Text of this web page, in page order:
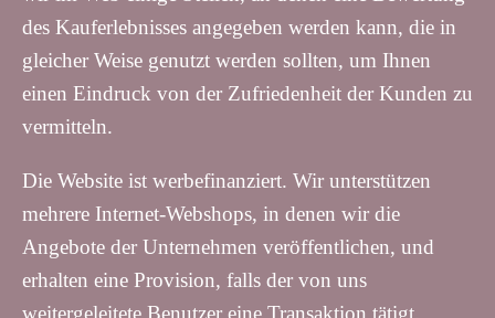
des Kauferlebnisses angegeben werden kann, die in
gleicher Weise genutzt werden sollten, um Ihnen
einen Eindruck von der Zufriedenheit der Kunden zu
vermitteln.
Die Website ist werbefinanziert. Wir unterstützen
mehrere Internet-Webshops, in denen wir die
Angebote der Unternehmen veröffentlichen, und
erhalten eine Provision, falls der von uns